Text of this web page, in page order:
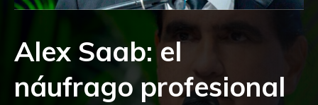
Alex Saab: el
náufrago profesional